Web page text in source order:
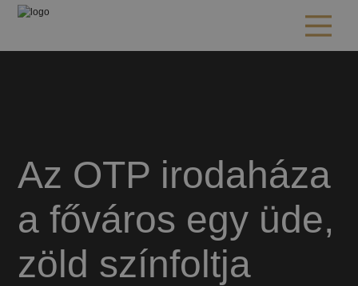
Az OTP irodaháza
a főváros egy üde,
zöld színfoltja